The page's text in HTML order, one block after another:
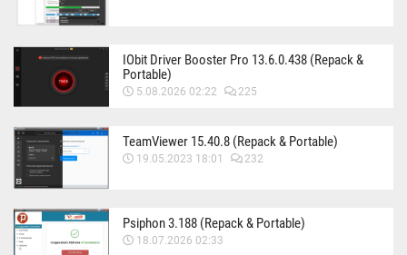
IObit Driver Booster Pro 13.6.0.438 (Repack &
Portable)
5.08.2026 02:22 225
TeamViewer 15.40.8 (Repack & Portable)
19.05.2023 18:01 232
Psiphon 3.188 (Repack & Portable)
18.07.2026 02:33